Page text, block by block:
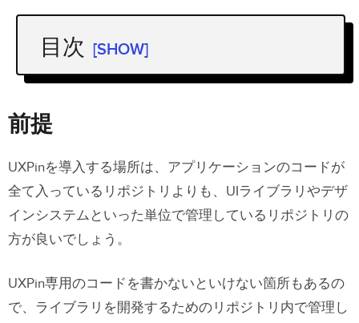
目次 [SHOW]
前提
0. 初期化
2. Storybookの準備
次回
前提
UXPinを導入する場所は、アプリケーションのコードが
全て入っているリポジトリよりも、UIライブラリやデザ
インシステムといった単位で管理しているリポジトリの
方が良いでしょう。
UXPin専用のコードを書かないといけない箇所もあるの
で、ライブラリを開発するためのリポジトリ内で管理し